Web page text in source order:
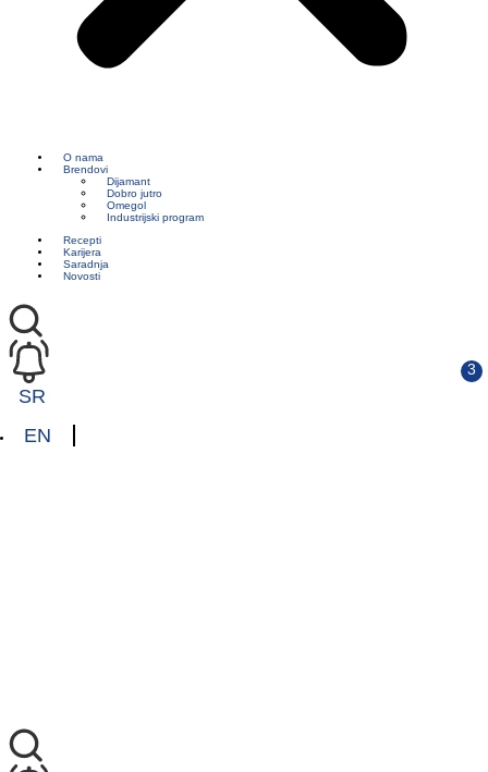
O nama
Brendovi
Dijamant
Dobro jutro
Omegol
Industrijski program
Recepti
Karijera
Saradnja
Novosti
SR
EN